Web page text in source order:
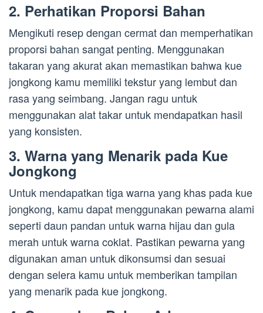
2. Perhatikan Proporsi Bahan
Mengikuti resep dengan cermat dan memperhatikan
proporsi bahan sangat penting. Menggunakan
takaran yang akurat akan memastikan bahwa kue
jongkong kamu memiliki tekstur yang lembut dan
rasa yang seimbang. Jangan ragu untuk
menggunakan alat takar untuk mendapatkan hasil
yang konsisten.
3. Warna yang Menarik pada Kue
Jongkong
Untuk mendapatkan tiga warna yang khas pada kue
jongkong, kamu dapat menggunakan pewarna alami
seperti daun pandan untuk warna hijau dan gula
merah untuk warna coklat. Pastikan pewarna yang
digunakan aman untuk dikonsumsi dan sesuai
dengan selera kamu untuk memberikan tampilan
yang menarik pada kue jongkong.